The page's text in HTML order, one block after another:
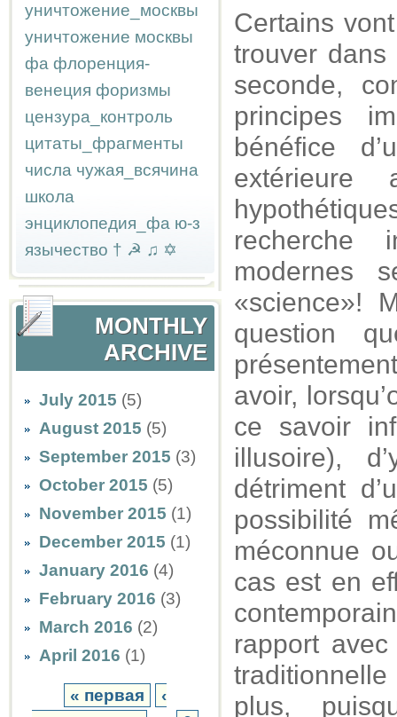
уничтожение_москвы
уничтожение москвы
фа флоренция-
венеция форизмы
цензура_контроль
цитаты_фрагменты
числа чужая_всячина
школа
энциклопедия_фа ю-з
язычество † ☭ ♫ ✡
MONTHLY
ARCHIVE
July 2015 (5)
August 2015 (5)
September 2015 (3)
October 2015 (5)
November 2015 (1)
December 2015 (1)
January 2016 (4)
February 2016 (3)
March 2016 (2)
April 2016 (1)
« первая
‹
Certains
trouver
seconde,
principes
bénéfice
extérieure
recherche
modernes
«science»!
question
avoir,
ce savoir
illusoire),
détriment
possibilité
méconnue
cas est en
rapport
plus,